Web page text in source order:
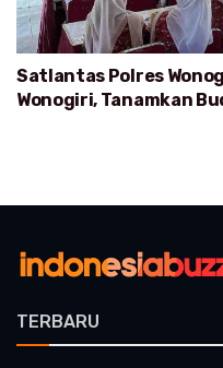
Satlantas Polres
Wonogiri, Tanamkan
TERBARU